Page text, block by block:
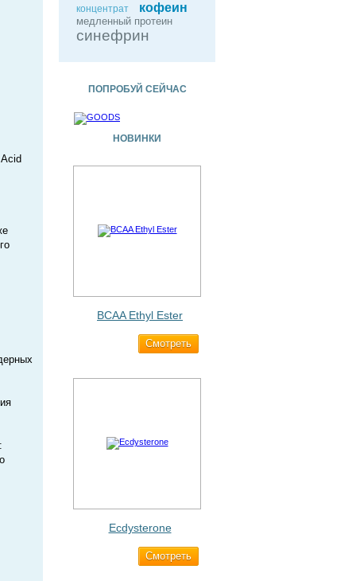
концентрат кофеин
медленный протеин
синефрин
ПОПРОБУЙ СЕЙЧАС
НОВИНКИ
BCAA Ethyl Ester
Cмотреть
Ecdysterone
Cмотреть